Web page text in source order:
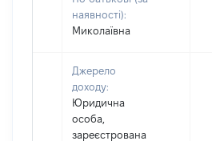
наявності):
Миколаївна
Джерело
доходу:
Юридична
особа,
зареєстрована